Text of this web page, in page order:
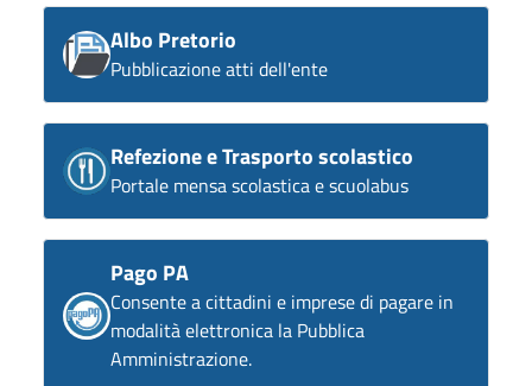
Albo Pretorio
Pubblicazione atti dell'ente
Refezione e Trasporto scolastico
Portale mensa scolastica e scuolabus
Pago PA
Consente a cittadini e imprese di pagare in
modalità elettronica la Pubblica
Amministrazione.